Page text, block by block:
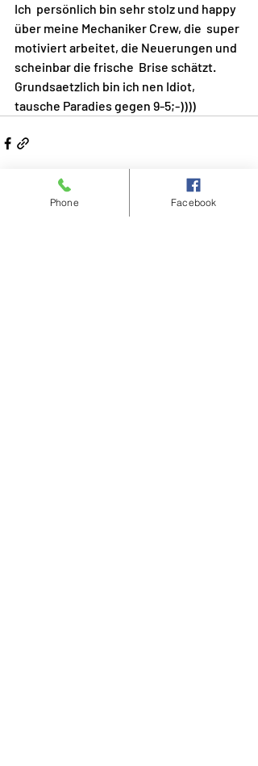
Ich  persönlich bin sehr stolz und happy
über meine Mechaniker Crew, die  super
motiviert arbeitet, die Neuerungen und
scheinbar die frische  Brise schätzt.
Grundsaetzlich bin ich nen Idiot,
tausche Paradies gegen 9-5;-))))
Phone Facebook